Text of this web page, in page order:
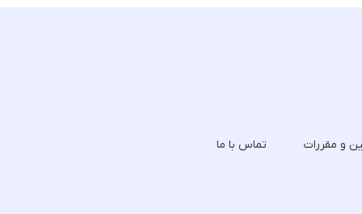
و مقررات تماس با ما